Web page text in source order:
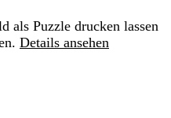
als Puzzle drucken lassen
Details ansehen